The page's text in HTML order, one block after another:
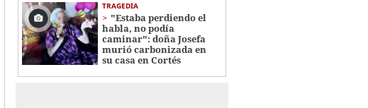
TRAGEDIA
"Estaba perdiendo el
habla, no podía
caminar": doña Josefa
murió carbonizada en
su casa en Cortés